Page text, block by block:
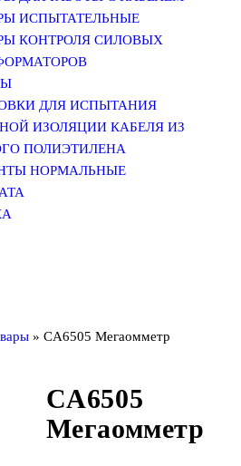
ИСПЫТАТЕЛЬНЫЕ
КОНТРОЛЯ СИЛОВЫХ
ДЛЯ ИСПЫТАНИЯ
ИЗОЛЯЦИИ КАБЕЛЯ ИЗ
ПОЛИЭТИЛЕНА
НОРМАЛЬНЫЕ
» CA6505 Мегаомметр
CA6505
Мегаомметр